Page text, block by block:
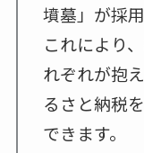
墳墓」が採
これにより
れぞれが抱
るさと納税
できます。